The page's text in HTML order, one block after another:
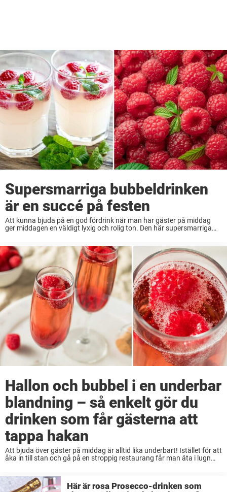
Supersmarriga bubbeldrinken
är en succé på festen
Att kunna bjuda på en god fördrink när man har gäster på middag
ger middagen en väldigt lyxig och rolig ton. Den här supersmarriga
Hallon och bubbel i en underbar
blandning – så enkelt gör du
drinken som får gästerna att
tappa hakan
Att bjuda över gäster på middag är alltid lika underbart! Istället för att
åka in till stan och gå på en stroppig restaurang får man äta i lugn
Här är rosa Prosecco-drinken som